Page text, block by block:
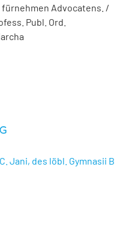
Advocatens. /
Publ. Ord.
Jani, des löbl. Gymnasii B